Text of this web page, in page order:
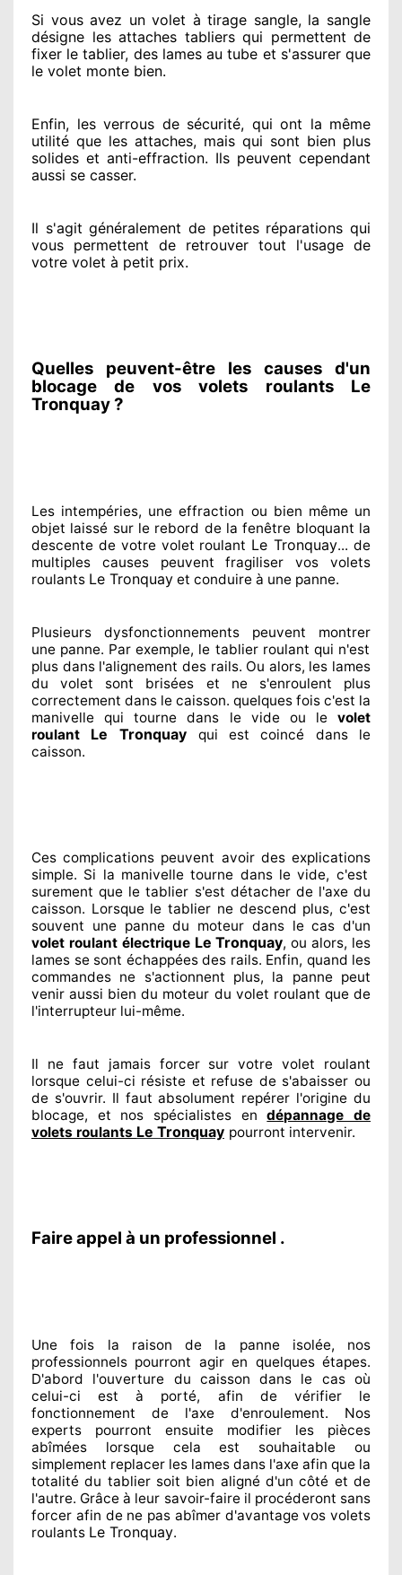
Si vous avez un volet à tirage sangle, la sangle
désigne les attaches tabliers qui permettent de
fixer le tablier, des lames au tube et s'assurerque
le volet monte bien.
Enfin, les verrous de sécurité, qui ont la même
utilité que les attaches, mais qui sont bien plus
solides et anti-effraction. Ils peuvent cependant
aussi se casser.
Il s'agit généralement de petites réparations qui
vous permettent de retrouver tout l'usage de
votre volet à petit prix.
Quelles peuvent-être les causes d'un
blocage de vos volets roulants Le
Tronquay ?
Les intempéries, une effraction ou bien même un
objet laissé sur le rebord de la fenêtre bloquant la
descente de votre volet roulant Le Tronquay... de
multiples causes peuvent fragiliser vos volets
roulants Le Tronquay et conduire à une panne.
Plusieurs dysfonctionnements peuvent montrer
une panne. Par exemple, le tablier roulant qui n'est
plus dans l'alignement des rails. Ou alors, les lames
du volet sont brisées et ne s'enroulent plus
correctement dans le caisson. quelques fois c'est la
manivelle qui tourne dans le vide ou le volet
roulant Le Tronquay qui est coincé dans le
caisson.
Ces complications peuvent avoir des explications
simple. Si la manivelle tourne dans le vide, c'est
surement que le tablier s'est détacherde l'axe du
caisson. Lorsque le tablier ne descend plus, c'est
souvent une panne du moteur dans le cas d'un
volet roulant électrique Le Tronquay, ou alors, les
lames se sont échappéesdes rails. Enfin, quand les
commandes ne s'actionnent plus, la panne peut
venir aussi bien du moteur du volet roulant que de
l'interrupteur lui-même.
Il ne faut jamais forcer sur votre volet roulant
lorsque celui-ci résiste et refuse de s'abaisser ou
de s'ouvrir. Il faut absolument repérer l'origine du
blocage, et nos spécialistes endépannage de
volets roulants Le Tronquay pourront intervenir.
Faire appel à un professionnel .
Une fois la raison de la panne isolée, nos
professionnels pourront agiren quelques étapes.
D'abord l'ouverture du caisson dans le cas où
celui-ci est à porté, afin de vérifier le
fonctionnement de l'axe d'enroulement. Nos
experts pourront ensuite modifier les pièces
abîmées lorsque cela est souhaitable ou
simplement replacer les lames dans l'axe afin que la
totalité du tablier soit bien aligné d'un côté et de
l'autre. Grâce à leur savoir-faireil procéderont sans
forcer afin dene pas abîmerd'avantage vos volets
roulants Le Tronquay.